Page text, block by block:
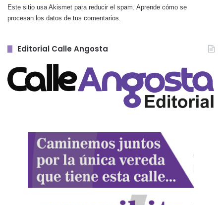
Este sitio usa Akismet para reducir el spam. Aprende cómo se
procesan los datos de tus comentarios.
Editorial Calle Angosta